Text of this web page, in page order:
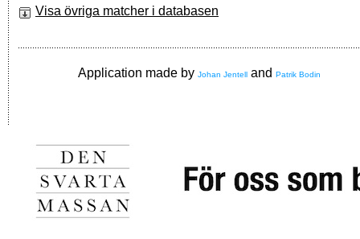
Visa övriga matcher i databasen
Application made by Johan Jentell and Patrik Bodin